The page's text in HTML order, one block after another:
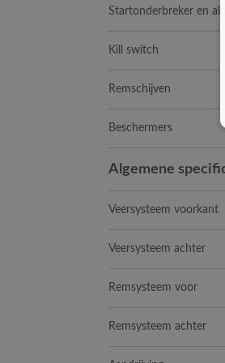
Startonderbreker en
Kill switch
Remschijven
Beschermers
Algemene
Veersysteem voorkant
Veersysteem achter
Remsysteem voor
Remsysteem achter